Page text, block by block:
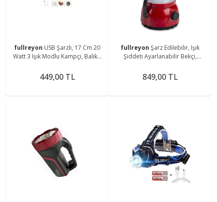
fullreyon USB Şarzlı, 17 Cm 20
Watt 3 Işık Modlu Kampçı, Balıkçı
Magnetli Aplik
449,00 TL
fullreyon Şarz Edilebilir, Işık
Şiddeti Ayarlanabilir Bekçi,
Aparatlı Fener
849,00 TL